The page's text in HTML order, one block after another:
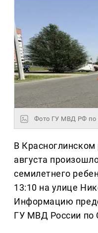
Фото ГУ МВД РФ по
В
августа
семилетнего
13:10 на улице
Информацию
ГУ МВД России по